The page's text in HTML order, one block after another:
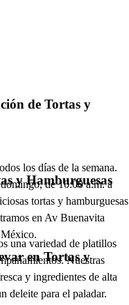
de Tortas y
los días de la semana.
de 10:00 a.m. a
tortas y hamburguesas
en Av Buenavita
y Hamburguesas
una variedad de platillos
Nuestras
y ingredientes de alta
deleite para el paladar.
en Tortas y